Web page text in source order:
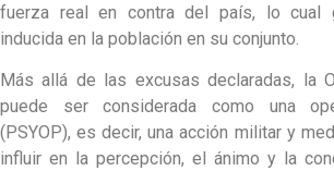
fuerza real en contra del país, lo cual
inducida en la población en su conjunto.
Más allá de las excusas declaradas, la
puede ser considerada como una
(PSYOP), es decir, una acción militar y
influir en la percepción, el ánimo y la